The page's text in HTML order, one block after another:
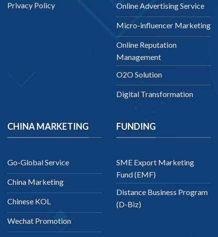
Privacy Policy Online Advertising Service
Micro-influencer Marketing
Online Reputation
Management
O2O Solution
Digital Transformation
CHINA MARKETING
Go-Global Service
China Marketing
Chinese KOL
Wechat Promotion
FUNDING
SME Export Marketing
Fund (EMF)
Distance Business Program
(D-Biz)